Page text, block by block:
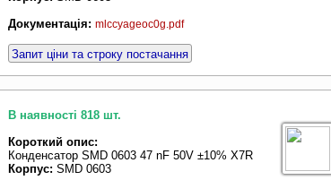
Документація: mlccyageoc0g.pdf
Запит ціни та строку постачання
В наявності 818 шт.
Короткий опис:
Конденсатор SMD 0603 47 nF 50V ±10% X7R
Корпус: SMD 0603